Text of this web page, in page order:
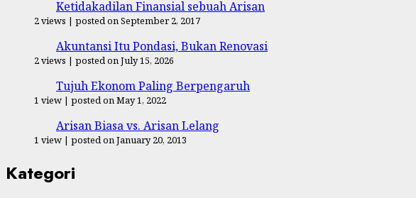
Ketidakadilan Finansial sebuah Arisan
2 views | posted on September 2, 2017
Akuntansi Itu Pondasi, Bukan Renovasi
2 views | posted on July 15, 2026
Tujuh Ekonom Paling Berpengaruh
1 view | posted on May 1, 2022
Arisan Biasa vs. Arisan Lelang
1 view | posted on January 20, 2013
Kategori